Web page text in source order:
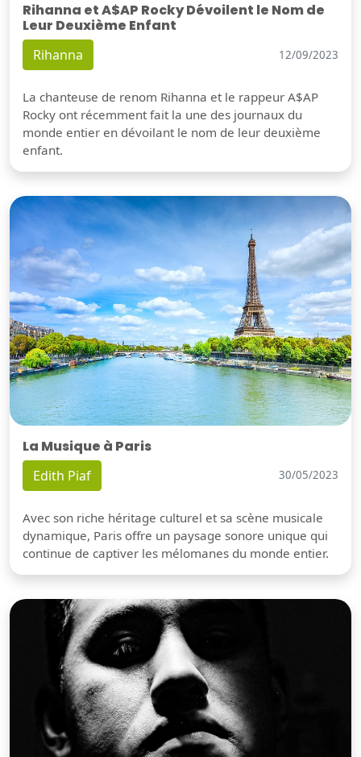
Rihanna et A$AP Rocky Dévoilent le Nom de
Leur Deuxième Enfant
Rihanna 12/09/2023
La chanteuse de renom Rihanna et le rappeur A$AP
Rocky ont récemment fait la une des journaux du
monde entier en dévoilant le nom de leur deuxième
enfant.
La Musique à Paris
Edith Piaf 30/05/2023
Avec son riche héritage culturel et sa scène musicale
dynamique, Paris offre un paysage sonore unique qui
continue de captiver les mélomanes du monde entier.